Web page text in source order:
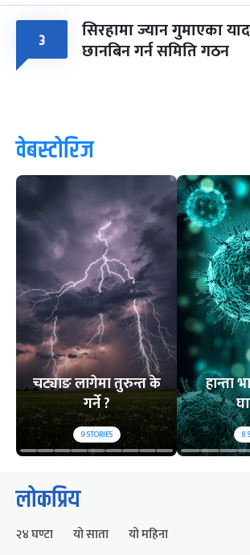
३ सिरहामा ज्यान गुमाएका
छानबिन गर्न समिति गठन
वेबस्टोरिज
चट्याङ लागेमा तुरुन्त के
गर्ने ?
9STORIES
हान्ता
8
लोकप्रिय
२४ घण्टा यो साता यो महिना